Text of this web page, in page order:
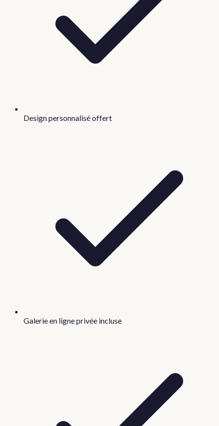
Design personnalisé offert
Galerie en ligne privée incluse